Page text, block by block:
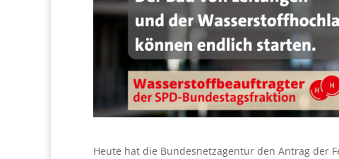
Heute hat die Bundesnetzagentur den Antrag der